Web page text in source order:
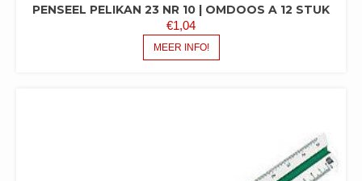
PENSEEL PELIKAN 23 NR 10 | OMDOOS A 12 STUK
€1,04
MEER INFO!